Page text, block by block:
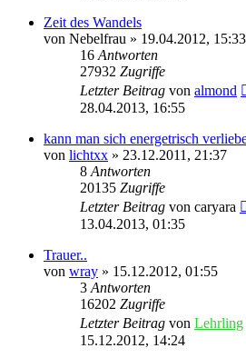
Zeit des Wandels
von Nebelfrau » 19.04.2012, 15:33
16 Antworten
27932 Zugriffe
Letzter Beitrag von almond
28.04.2013, 16:55
kann man sich energetrisch
von lichtxx » 23.12.2011, 21:37
8 Antworten
20135 Zugriffe
Letzter Beitrag von caryara
13.04.2013, 01:35
Trauer..
von wray » 15.12.2012, 01:55
3 Antworten
16202 Zugriffe
Letzter Beitrag von Lehrling
15.12.2012, 14:24